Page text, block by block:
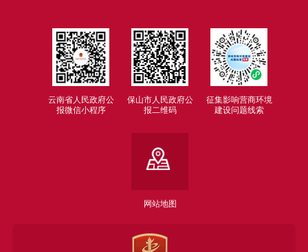
云南省人民政府公
报微信小程序
保山市人民政府公
报二维码
征集影响营商环境
建设问题线索
网站地图